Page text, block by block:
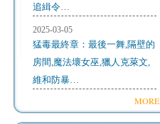
追緝令…
2025-03-05
猛毒最終章：最後一舞,隔壁的
房間,魔法壞女巫,獵人克萊文,
維和防暴…
MORE